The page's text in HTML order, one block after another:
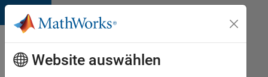
Weiter zum Inhalt
Karriere
bei
MathWorks
Website auswählen